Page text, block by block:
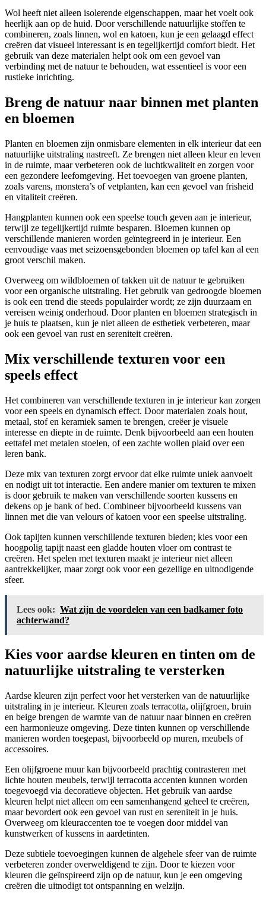
Wol heeft niet alleen isolerende eigenschappen, maar het voelt ook
heerlijk aan op de huid. Door verschillende natuurlijke stoffen te
combineren, zoals linnen, wol en katoen, kun je een gelaagd effect
creëren dat visueel interessant is en tegelijkertijd comfort biedt. Het
gebruik van deze materialen helpt ook om een gevoel van
verbinding met de natuur te behouden, wat essentieel is voor een
rustieke inrichting.
Breng de natuur naar binnen met planten
en bloemen
Planten en bloemen zijn onmisbare elementen in elk interieur dat een
natuurlijke uitstraling nastreeft. Ze brengen niet alleen kleur en leven
in de ruimte, maar verbeteren ook de luchtkwaliteit en zorgen voor
een gezondere leefomgeving. Het toevoegen van groene planten,
zoals varens, monstera’s of vetplanten, kan een gevoel van frisheid
en vitaliteit creëren.
Hangplanten kunnen ook een speelse touch geven aan je interieur,
terwijl ze tegelijkertijd ruimte besparen. Bloemen kunnen op
verschillende manieren worden geïntegreerd in je interieur. Een
eenvoudige vaas met seizoensgebonden bloemen op tafel kan al een
groot verschil maken.
Overweeg om wildbloemen of takken uit de natuur te gebruiken
voor een organische uitstraling. Het gebruik van gedroogde bloemen
is ook een trend die steeds populairder wordt; ze zijn duurzaam en
vereisen weinig onderhoud. Door planten en bloemen strategisch in
je huis te plaatsen, kun je niet alleen de esthetiek verbeteren, maar
ook een gevoel van rust en sereniteit creëren.
Mix verschillende texturen voor een
speels effect
Het combineren van verschillende texturen in je interieur kan zorgen
voor een speels en dynamisch effect. Door materialen zoals hout,
metaal, stof en keramiek samen te brengen, creëer je visuele
interesse en diepte in de ruimte. Denk bijvoorbeeld aan een houten
eettafel met metalen stoelen, of een zachte wollen plaid over een
leren bank.
Deze mix van texturen zorgt ervoor dat elke ruimte uniek aanvoelt
en nodigt uit tot interactie. Een andere manier om texturen te mixen
is door gebruik te maken van verschillende soorten kussens en
dekens op je bank of bed. Combineer bijvoorbeeld kussens van
linnen met die van velours of katoen voor een speelse uitstraling.
Ook tapijten kunnen verschillende texturen bieden; kies voor een
hoogpolig tapijt naast een gladde houten vloer om contrast te
creëren. Het spelen met texturen maakt je interieur niet alleen
aantrekkelijker, maar zorgt ook voor een gezellige en uitnodigende
sfeer.
Lees ook: Wat zijn de voordelen van een badkamer foto
achterwand?
Kies voor aardse kleuren en tinten om de
natuurlijke uitstraling te versterken
Aardse kleuren zijn perfect voor het versterken van de natuurlijke
uitstraling in je interieur. Kleuren zoals terracotta, olijfgroen, bruin
en beige brengen de warmte van de natuur naar binnen en creëren
een harmonieuze omgeving. Deze tinten kunnen op verschillende
manieren worden toegepast, bijvoorbeeld op muren, meubels of
accessoires.
Een olijfgroene muur kan bijvoorbeeld prachtig contrasteren met
lichte houten meubels, terwijl terracotta accenten kunnen worden
toegevoegd via decoratieve objecten. Het gebruik van aardse
kleuren helpt niet alleen om een samenhangend geheel te creëren,
maar bevordert ook een gevoel van rust en sereniteit in je huis.
Overweeg om kleuraccenten toe te voegen door middel van
kunstwerken of kussens in aardetinten.
Deze subtiele toevoegingen kunnen de algehele sfeer van de ruimte
verbeteren zonder overweldigend te zijn. Door te kiezen voor
kleuren die geïnspireerd zijn op de natuur, kun je een omgeving
creëren die uitnodigt tot ontspanning en welzijn.